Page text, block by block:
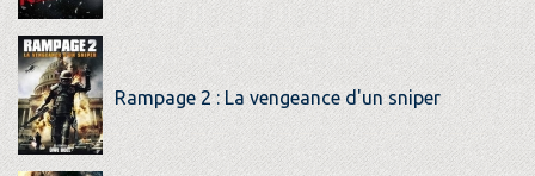
Rampage 2 : La vengeance d'un sniper